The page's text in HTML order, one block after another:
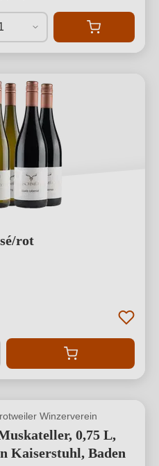
rot
von 4.88 von 5 Sternen
Winzerverein
0,75 L,
Kaiserstuhl, Baden